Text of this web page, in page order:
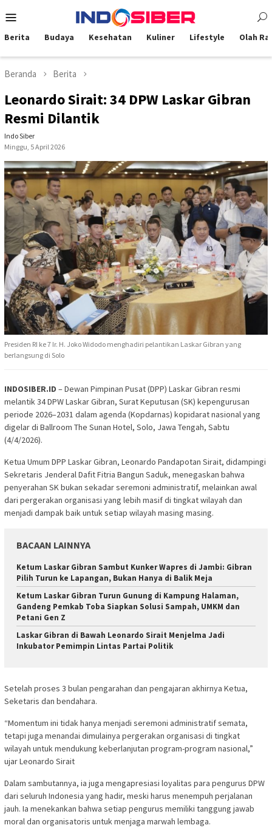
ke
Mobile
Berita Budaya Kesehatan Kuliner Lifestyle Olah
Beranda Berita
Leonardo Sirait: 34 DPW Laskar Gibran
Resmi Dilantik
Indo Siber
Minggu, 5 April 2026
Presiden RI ke 7 Ir. H. Joko Widodo menghadiri pelantikan Laskar Gibran yang
berlangsung di Solo
INDOSIBER.ID – Dewan Pimpinan Pusat (DPP) Laskar Gibran resmi
melantik 34 DPW Laskar Gibran, Surat Keputusan (SK) kepengurusan
periode 2026–2031 dalam agenda (Kopdarnas) kopidarat nasional yang
digelar di Ballroom The Sunan Hotel, Solo, Jawa Tengah, Sabtu
(4/4/2026).
Ketua Umum DPP Laskar Gibran, Leonardo Pandapotan Sirait, didampingi
Sekretaris Jenderal Dafit Fitria Bangun Saduk, menegaskan bahwa
penyerahan SK bukan sekadar seremoni administratif, melainkan awal
dari pergerakan organisasi yang lebih masif di tingkat wilayah dan
menjadi dampak baik untuk setiap wilayah masing masing.
BACAAN LAINNYA
Ketum Laskar Gibran Sambut Kunker Wapres di Jambi: Gibran
Pilih Turun ke Lapangan, Bukan Hanya di Balik Meja
Ketum Laskar Gibran Turun Gunung di Kampung Halaman,
Gandeng Pemkab Toba Siapkan Solusi Sampah, UMKM dan
Petani Gen Z
Laskar Gibran di Bawah Leonardo Sirait Menjelma Jadi
Inkubator Pemimpin Lintas Partai Politik
Setelah proses 3 bulan pengarahan dan pengajaran akhirnya Ketua,
Seketaris dan bendahara.
“Momentum ini tidak hanya menjadi seremoni administratif semata,
tetapi juga menandai dimulainya pergerakan organisasi di tingkat
wilayah untuk mendukung keberlanjutan program-program nasional,”
ujar Leonardo Sirait
Dalam sambutannya, ia juga mengapresiasi loyalitas para pengurus DPW
dari seluruh Indonesia yang hadir, meski harus menempuh perjalanan
jauh. Ia menekankan bahwa setiap pengurus memiliki tanggung jawab
moral dan organisatoris untuk menjaga marwah lembaga.